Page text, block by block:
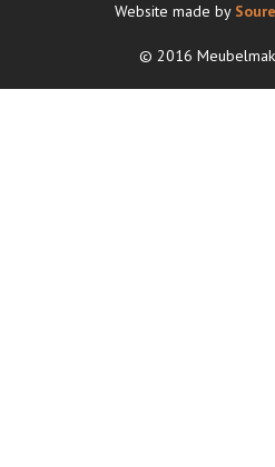
Website made by
© 2016